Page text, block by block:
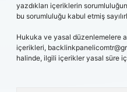
yazdıkları içeriklerin
bu sorumluluğu kabul etmiş
Hukuka ve yasal düzenlemelere
içerikleri,
halinde, ilgili içerikler yasal süre